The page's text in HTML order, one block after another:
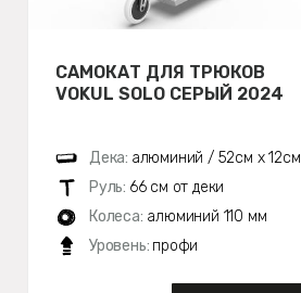
САМОКАТ ДЛЯ ТРЮКОВ
VOKUL SOLO СЕРЫЙ 2024
Дека: алюминий / 52см х 12см
Руль: 66 см от деки
Колеса: алюминий 110 мм
Уровень: профи